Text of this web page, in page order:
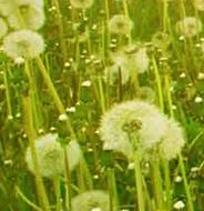
02_IMG_3145_1